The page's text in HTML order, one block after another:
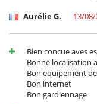
Los niños son bienvenidos
Silla alta
Acceso a internet (wifi)
Piscina exterior privada
Sistema de seguridad
TV por cable o satélite o
Aurélie G. 13/
Bien concue aves
Bonne localisation
Bon equipement
Bon internet
Bon gardiennage